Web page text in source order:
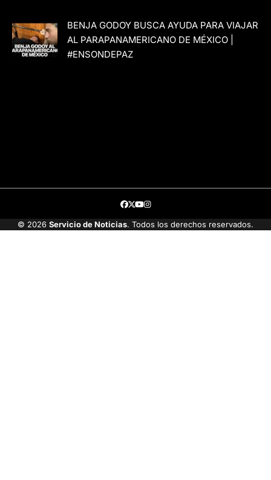
BENJA GODOY BUSCA AYUDA PARA VIAJAR
AL PARAPANAMERICANO DE MÉXICO |
#ENSONDEPAZ
Facebook
TwitterYoutube
Instagram
© 2026 Servicio de Noticias. Todos los derechos reservados.